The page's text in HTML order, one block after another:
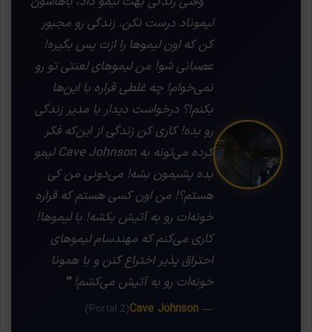
لیموناد درست نکن. زندگی رو مجبور
کن که اون لیموها را ازت پس بگیره!
عصبانی شو! من لیموهای لعنتی تو رو
نمی‌خوام! چه غلطی قراره با این‌ها
بکنم!؟ درخواست دیدار با مدیر زندگی
رو بده! کاری کن زندگی از این‌که فکر
کرده می‌تونه به Cave Johnson لیمو
بده پشیمون بشه! می‌دونی من کی
هستم؟! من اون کسی هستم که قراره
خونه‌ات رو به آتیش بکشه! با لیموها!
کاری می‌کنم که مهندسام لیموهای
احتراق پذیر اختراع کنن و با همونا
خونه‌ات رو به آتیش می‌کشم! ❞
— Cave Johnson
(Portal 2)